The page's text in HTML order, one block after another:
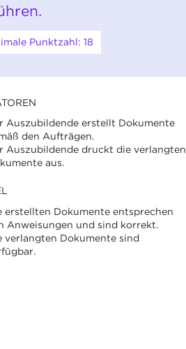
Punktzahl: 18
Auszubildende erstellt Dokumente
den Aufträgen.
Auszubildende druckt die verlangten
aus.
erstellten Dokumente entsprechen
Anweisungen und sind korrekt.
verlangten Dokumente sind